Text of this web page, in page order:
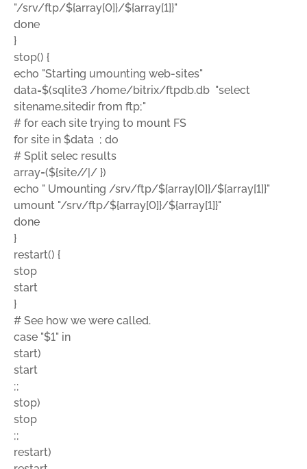
"/srv/ftp/${array[0]}/${array[1]}"
done
}
stop() {
echo "Starting umounting web-sites"
data=$(sqlite3 /home/bitrix/ftpdb.db "select
sitename,sitedir from ftp;"
# for each site trying to mount FS
for site in $data ; do
# Split selec results
array=(${site//|/ })
echo " Umounting /srv/ftp/${array[0]}/${array[1]}"
umount "/srv/ftp/${array[0]}/${array[1]}"
done
}
restart() {
stop
start
}
# See how we were called.
case "$1" in
start)
start
;;
stop)
stop
;;
restart)